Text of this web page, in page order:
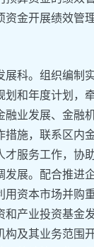
资金开展绩效管
展科。组织编制
划和年度计划，
融业发展、金融
措施，联系区内
才服务工作，协
发展。配合推进
资本市场并购
和产业投资基金
构及其业务范围